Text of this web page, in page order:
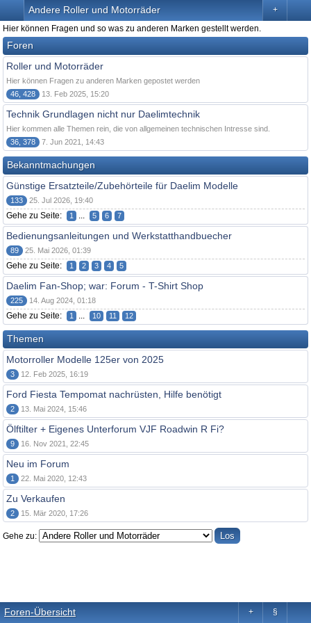
+
Andere Roller und Motorräder
Hier können Fragen und so was zu anderen Marken gestellt werden.
Foren
Roller und Motorräder
Hier können Fragen zu anderen Marken gepostet werden
46, 428
13. Feb 2025, 15:20
Technik Grundlagen nicht nur Daelimtechnik
Hier kommen alle Themen rein, die von allgemeinen technischen Intresse sind.
36, 378
7. Jun 2021, 14:43
Bekanntmachungen
Günstige Ersatzteile/Zubehörteile für Daelim Modelle
133 25. Jul 2026, 19:40
Gehe zu Seite: 1 ... 5 6 7
Bedienungsanleitungen und Werkstatthandbuecher
89 25. Mai 2026, 01:39
Gehe zu Seite: 1 2 3 4 5
Daelim Fan-Shop; war: Forum - T-Shirt Shop
225 14. Aug 2024, 01:18
Gehe zu Seite: 1 ... 10 11 12
Themen
Motorroller Modelle 125er von 2025
3 12. Feb 2025, 16:19
Ford Fiesta Tempomat nachrüsten, Hilfe benötigt
2 13. Mai 2024, 15:46
Ölftilter + Eigenes Unterforum VJF Roadwin R Fi?
9 16. Nov 2021, 22:45
Neu im Forum
1 22. Mai 2020, 12:43
Zu Verkaufen
2 15. Mär 2020, 17:26
Gehe zu:
Foren-Übersicht §
+